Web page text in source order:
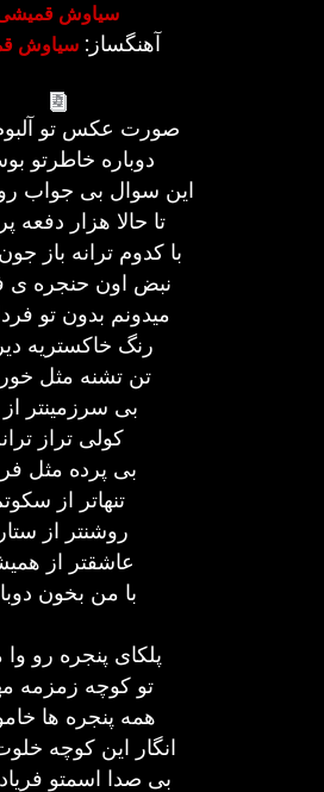
سیاوش
آهنگساز:سیاوش
صورت عکس تو
دوباره خاطرتو
این سوال بی جواب
تا حالا هزار دفعه
با کدوم ترانه باز
نبض اون حنجره ی
میدونم بدون تو
رنگ خاکستریه
تن تشنه مثل
بی سرزمینتر از
کولی تراز
بی پرده مثل
تنهاتر از
روشنتر از
عاشقتر از
با من بخون
پلکای پنجره رو وا
تو کوچه زمزمه
همه پنجره ها
انگار این کوچه
بی صدا اسمتو